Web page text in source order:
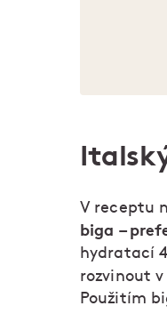
V receptu
biga –
hydratací
rozvinout v
Použitím